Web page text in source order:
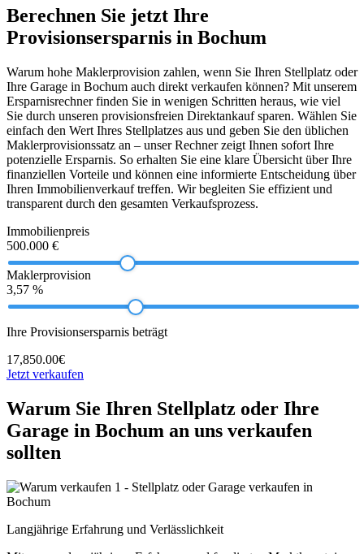
Berechnen Sie jetzt Ihre
Provisionsersparnis in Bochum
Warum hohe Maklerprovision zahlen, wenn Sie Ihren Stellplatz oder
Ihre Garage in Bochum auch direkt verkaufen können? Mit unserem
Ersparnisrechner finden Sie in wenigen Schritten heraus, wie viel
Sie durch unseren provisionsfreien Direktankauf sparen. Wählen Sie
einfach den Wert Ihres Stellplatzes aus und geben Sie den üblichen
Maklerprovisionssatz an – unser Rechner zeigt Ihnen sofort Ihre
potenzielle Ersparnis. So erhalten Sie eine klare Übersicht über Ihre
finanziellen Vorteile und können eine informierte Entscheidung über
Ihren Immobilienverkauf treffen. Wir begleiten Sie effizient und
transparent durch den gesamten Verkaufsprozess.
Immobilienpreis
500.000 €
Maklerprovision
3,57 %
Ihre Provisionsersparnis beträgt
17,850.00€
Jetzt verkaufen
Warum Sie Ihren Stellplatz oder Ihre
Garage in Bochum an uns verkaufen
sollten
Langjährige Erfahrung und Verlässlichkeit